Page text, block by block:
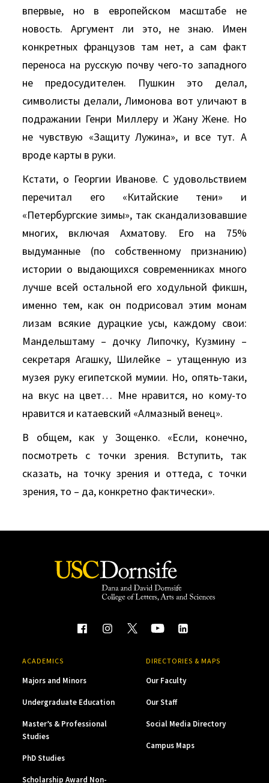
впервые, но в европейском масштабе не
новость. Аргумент ли это, не знаю. Имен
конкретных французов там нет, а сам факт
переноса на русскую почву чего-то западного
не предосудителен. Пушкин это делал,
символисты делали, Лимонова вот уличают в
подражании Генри Миллеру и Жану Жене. Но
не чувствую «Защиту Лужина», и все тут. А
вроде карты в руки.
Кстати, о Георгии Иванове. С удовольствием
перечитал его «Китайские тени» и
«Петербургские зимы», так скандализовавшие
многих, включая Ахматову. Его на 75%
выдуманные (по собственному признанию)
истории о выдающихся современниках много
лучше всей остальной его ходульной фикшн,
именно тем, как он подрисовал этим монам
лизам всякие дурацкие усы, каждому свои:
Мандельштаму – дочку Липочку, Кузмину –
секретаря Агашку, Шилейке – утащенную из
музея руку египетской мумии. Но, опять-таки,
на вкус на цвет… Мне нравится, но кому-то
нравится и катаевский «Алмазный венец».
В общем, как у Зощенко. «Если, конечно,
посмотреть с точки зрения. Вступить, так
сказать, на точку зрения и оттеда, с точки
зрения, то – да, конкретно фактически».
ACADEMICS
Majors and Minors
Undergraduate Education
Master’s & Professional
Studies
PhD Studies
Scholarship Award Non-
DIRECTORIES & MAPS
Our Faculty
Our Staff
Social Media Directory
Campus Maps